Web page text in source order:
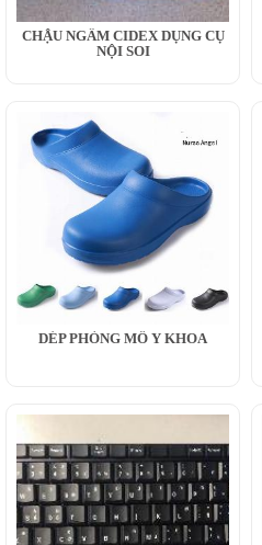
CHẬU NGÂM CIDEX DỤNG CỤ
NỘI SOI
DÉP PHÒNG MỔ Y KHOA